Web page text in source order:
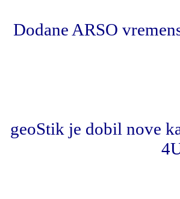
Dodane ARSO
geoStik je dobil nove